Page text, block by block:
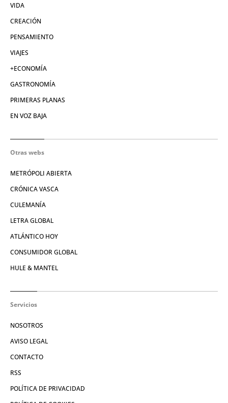
VIDA
CREACIÓN
PENSAMIENTO
VIAJES
+ECONOMÍA
GASTRONOMÍA
PRIMERAS PLANAS
EN VOZ BAJA
Otras webs
METRÓPOLI ABIERTA
CRÓNICA VASCA
CULEMANÍA
LETRA GLOBAL
ATLÁNTICO HOY
CONSUMIDOR GLOBAL
HULE & MANTEL
Servicios
NOSOTROS
AVISO LEGAL
CONTACTO
RSS
POLÍTICA DE PRIVACIDAD